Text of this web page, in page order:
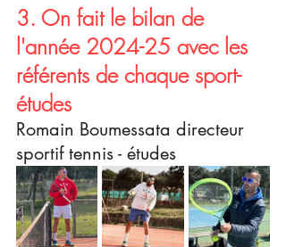
3. On fait le bilan de
l'année 2024-25 avec les
référents de chaque sport-
études
Romain Boumessata directeur
sportif tennis - études